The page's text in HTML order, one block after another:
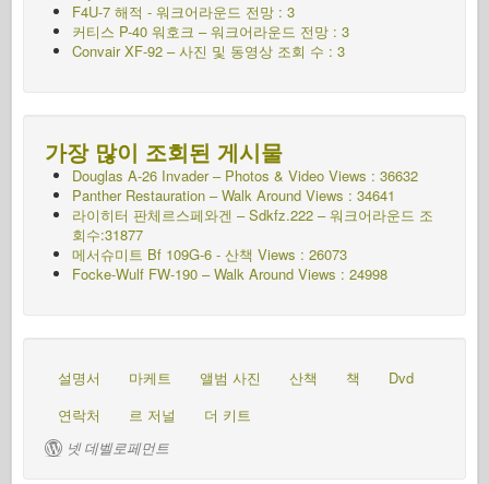
F4U-7 해적 - 워크어라운드 전망 : 3
커티스 P-40 워호크 – 워크어라운드 전망 : 3
Convair XF-92 – 사진 및 동영상 조회 수 : 3
가장 많이 조회된 게시물
Douglas A-26 Invader – Photos & Video Views : 36632
Panther Restauration – Walk Around Views : 34641
라이히터 판체르스페와겐 – Sdkfz.222 – 워크어라운드 조
회수:31877
메서슈미트 Bf 109G-6 - 산책 Views : 26073
Focke-Wulf FW-190 – Walk Around Views : 24998
설명서 마케트 앨범 사진 산책 책
Dvd
연락처
르 저널 더 키트
넷 데벨로페먼트